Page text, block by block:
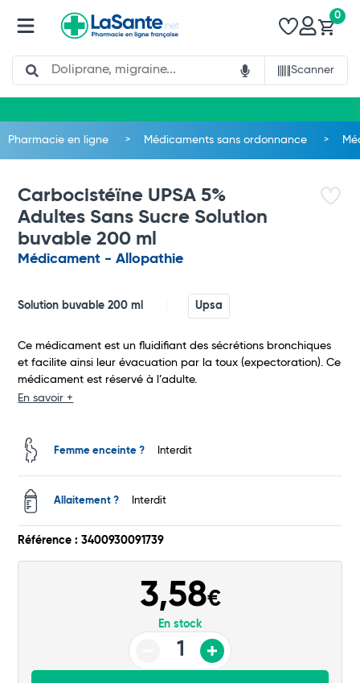
Search
Scanner
0
Total
Pharmacie en ligne Médicaments sans ordonnance
Carbocistéïne UPSA 5%
Adultes Sans Sucre Solution
buvable 200 ml
Médicament - Allopathie
Solution buvable 200 ml Upsa
Ce médicament est un fluidifiant des sécrétions bronchiques
et facilite ainsi leur évacuation par la toux (expectoration). Ce
médicament est réservé à l’adulte.
En savoir +
Femme enceinte ? Interdit
Allaitement ? Interdit
Référence : 3400930091739
3,58€
En stock